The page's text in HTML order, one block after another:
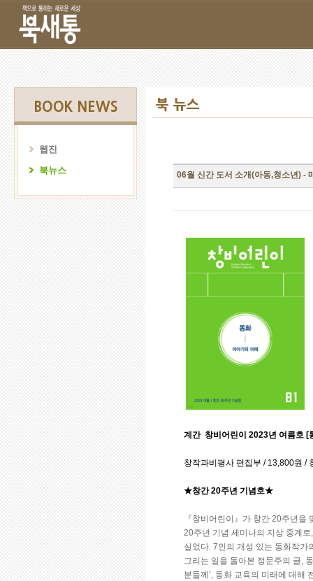
BOOK NEWS
웹진
북뉴스
북 뉴스
06월 신간 도서 소개(아동,청소년) -
계간 창비어린이 2023년 여름호 [
창작과비평사 편집부 / 13,800원 /
★창간 20주년 기념호★
『창비어린이』가 창간 20주년
20주년 기념 세미나의 지상 중계
실었다. 7인의 개성 있는 동화작가
그리는 일을 돌아본 정문주의 글,
분들께’, 동화 교육의 미래에 대해